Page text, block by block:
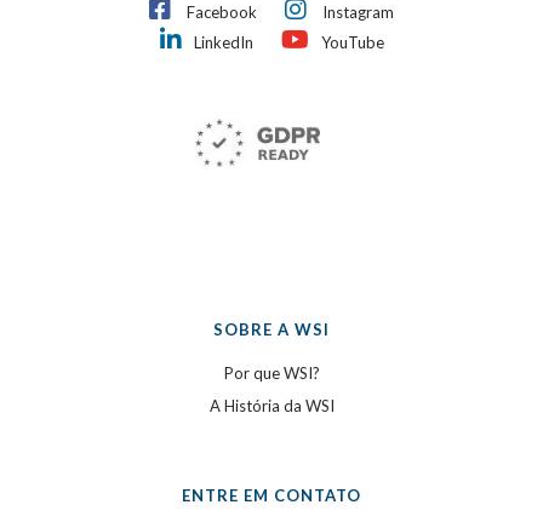
Facebook
Instagram
LinkedIn
YouTube
SOBRE A WSI
Por que WSI?
A História da WSI
ENTRE EM CONTATO